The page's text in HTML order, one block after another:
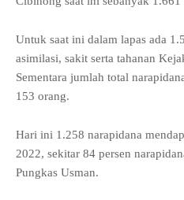
Untuk saat ini dalam lapas ada
asimilasi, sakit serta tahanan
Sementara jumlah total
153 orang.
Hari ini 1.258 narapidana
2022, sekitar 84 persen
Pungkas Usman.